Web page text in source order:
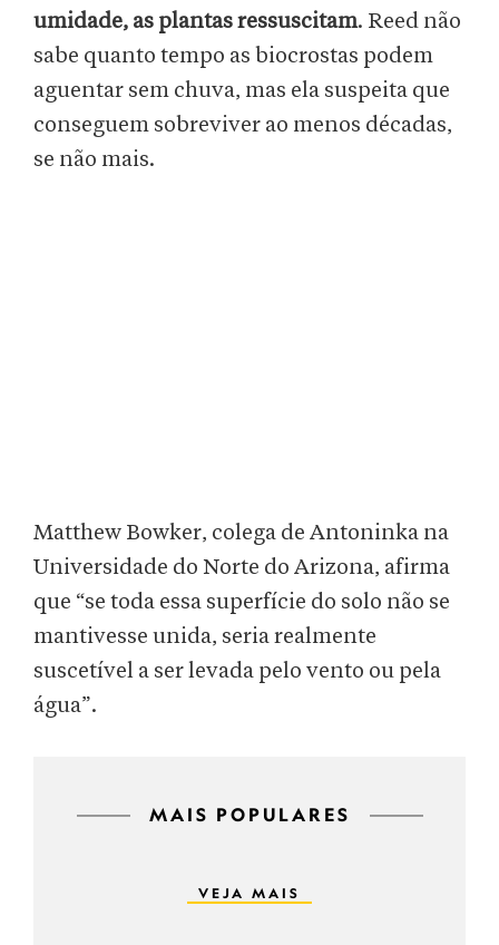
umidade, as plantas ressuscitam. Reed não
sabe quanto tempo as biocrostas podem
aguentar sem chuva, mas ela suspeita que
conseguem sobreviver ao menos décadas,
se não mais.
Matthew Bowker, colega de Antoninka na
Universidade do Norte do Arizona, afirma
que “se toda essa superfície do solo não se
mantivesse unida, seria realmente
suscetível a ser levada pelo vento ou pela
água”.
MAIS POPULARES
VEJA MAIS